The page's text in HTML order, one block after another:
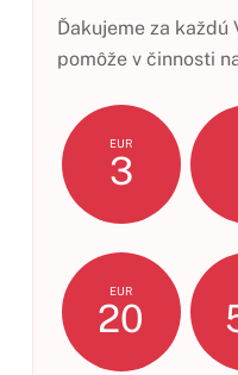
Ďakujeme za každú
pomôže v činnosti
EUR
3
EUR
20